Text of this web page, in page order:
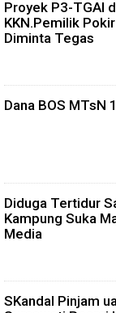
Proyek P3-TGAI
KKN.Pemilik
Diminta Tegas
Dana BOS MTsN
Diduga Tertidur
Kampung Suka
Media
SKandal Pinjam